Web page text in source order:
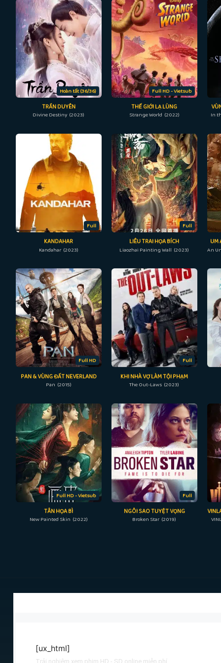
Hoàn tất (36/36)
TRẦN DUYÊN
Divine Destiny (2023)
Full HD - Vietsub
THẾ GIỚI LẠ LÙNG
Strange World (2022) In
Full
KANDAHAR
Kandahar (2023)
Full
LIÊU TRAI HỌA BÍCH
Liaozhai Painting Wall (2023)
UM
Full HD
PAN & VÙNG ĐẤT NEVERLAND
Pan (2015)
Full
KHI NHÀ VỢ LÀM TỘI PHẠM
The Out-Laws (2023)
Full HD - Vietsub
TÂN HỌA BÌ
New Painted Skin (2022)
Full
NGÔI SAO TUYỆT VỌNG
Broken Star (2019)